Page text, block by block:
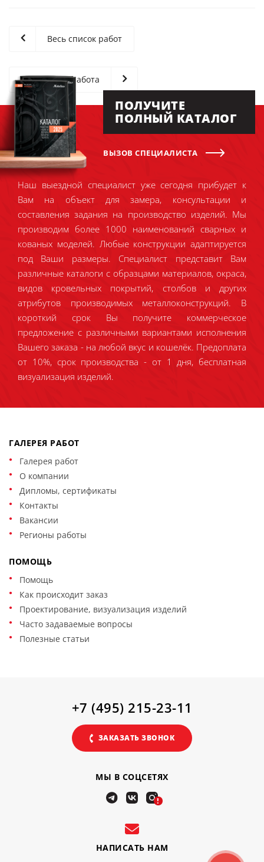
Весь список работ
Следующая работа
ПОЛУЧИТЕ
ПОЛНЫЙ КАТАЛОГ
ВЫЗОВ СПЕЦИАЛИСТА
Наш выездной специалист уже сегодня прибудет к
Вам на объект для замера, консультации и
составления задания на производство изделий. Мы
производим более 1000 наименований сварных и
кованых моделей. Любые конструкции адаптируется
под Ваши размеры. Специалист представит Вам
различные каталоги с образцами материалов, окраса,
видов кровельных покрытий, столбов и других
атрибутов производимых металлоконструкций. В
короткий срок Вы получите коммерческое
предложение с различными вариантами исполнения
Вашего заказа - на любой вкус и кошелёк. Предоплата
от 10%, срок производства - от 1 дня, бесплатная
визуализация изделий.
ГАЛЕРЕЯ РАБОТ
Галерея работ
О компании
Дипломы, сертификаты
Контакты
Вакансии
Регионы работы
ПОМОЩЬ
Помощь
Как происходит заказ
Проектирование, визуализация изделий
Часто задаваемые вопросы
Полезные статьи
НАПИСАТЬ НАМ
МЫ В СОЦСЕТЯХ
!
+7 (495) 215-23-11
ЗАКАЗАТЬ ЗВОНОК